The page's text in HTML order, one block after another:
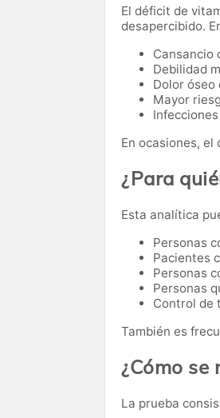
El déficit de
desapercibido.
Cansancio
Debilidad
Dolor
Mayor
En ocasiones,
¿Para
Esta analítica
Personas
Pacientes
Personas
Personas
Control de
También es
¿Cómo se
La prueba